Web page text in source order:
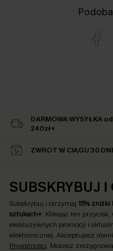
DARMOWA WYSYŁKA od
240zł+
ZWROT W CIĄGU 30 DNI
SUBSKRYBUJ
Subskrybuj i otrzymaj 15%
sztukach+. Klikając ten
ekskluzywnych promocji i
elektronicznej. Akceptujesz
Prywatności. Możesz